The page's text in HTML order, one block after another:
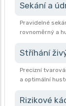
Sekání a
Pravidelné
rovnoměrný a
Stříhání
Precizní
a optimální
Rizikové